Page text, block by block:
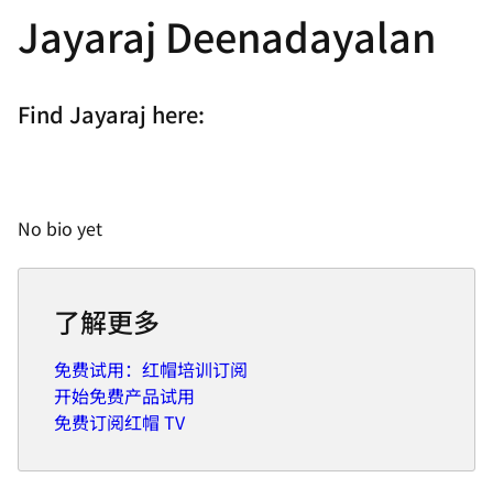
Jayaraj Deenadayalan
Find Jayaraj here:
No bio yet
了解更多
免费试用：红帽培训订阅
开始免费产品试用
免费订阅红帽 TV